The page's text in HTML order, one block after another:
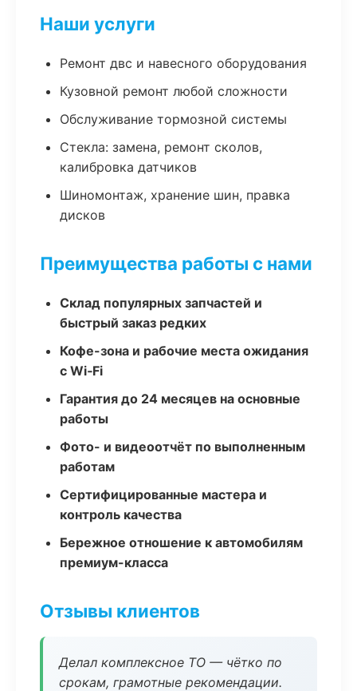
Наши услуги
Ремонт двс и навесного оборудования
Кузовной ремонт любой сложности
Обслуживание тормозной системы
Стекла: замена, ремонт сколов,
калибровка датчиков
Шиномонтаж, хранение шин, правка
дисков
Преимущества работы с нами
Склад популярных запчастей и
быстрый заказ редких
Кофе-зона и рабочие места ожидания
с Wi‑Fi
Гарантия до 24 месяцев на основные
работы
Фото- и видеоотчёт по выполненным
работам
Сертифицированные мастера и
контроль качества
Бережное отношение к автомобилям
премиум-класса
Отзывы клиентов
Делал комплексное ТО — чётко по
срокам, грамотные рекомендации.